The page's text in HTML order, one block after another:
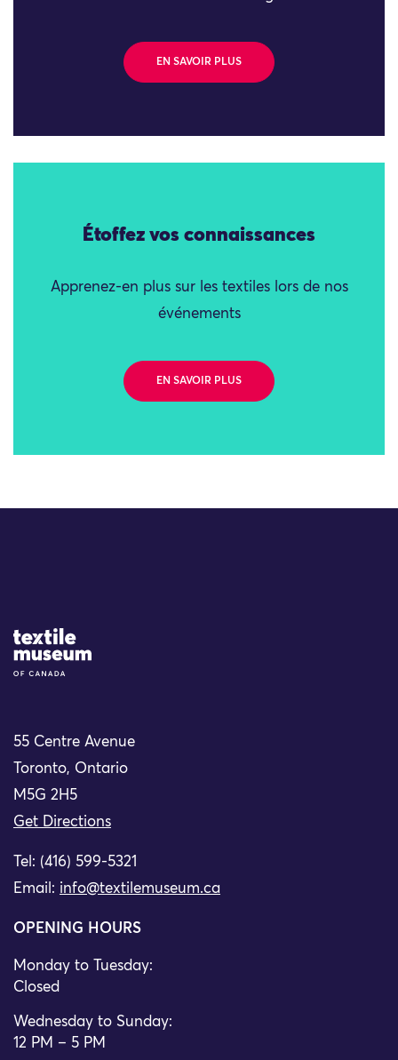
EN SAVOIR PLUS
Étoffez vos connaissances
Apprenez-en plus sur les textiles lors de nos
événements
EN SAVOIR PLUS
Site Logo
55 Centre Avenue
Toronto, Ontario
M5G 2H5
Get Directions
Tel: (416) 599-5321
Email: info@textilemuseum.ca
OPENING HOURS
Monday to Tuesday:
Closed
Wednesday to Sunday:
12 PM – 5 PM